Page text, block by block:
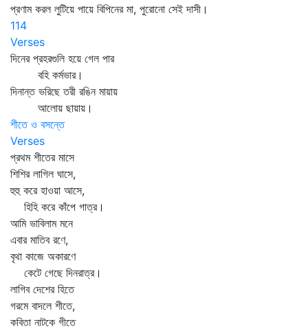
প্রণাম করল লুটিয়ে পায়ে বিপিনের মা, পুরোনো সেই দাসী।
114
Verses
দিনের প্রহরগুলি হয়ে গেল পার
বহি কর্মভার।
দিনান্ত ভরিছে তরী রঙিন মায়ায়
আলোয় ছায়ায়।
শীতে ও বসন্তে
Verses
প্রথম শীতের মাসে
শিশির লাগিল ঘাসে,
হুহু করে হাওয়া আসে,
হিহি করে কাঁপে গাত্র।
আমি ভাবিলাম মনে
এবার মাতিব রণে,
বৃথা কাজে অকারণে
কেটে গেছে দিনরাত্র।
লাগিব দেশের হিতে
গরমে বাদলে শীতে,
কবিতা নাটকে গীতে